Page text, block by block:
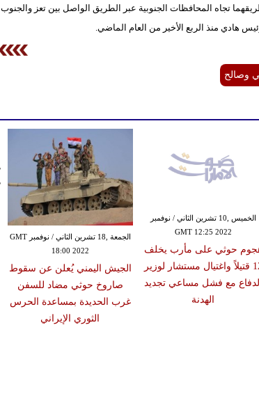
تجاه المحافظات الجنوبية عبر الطريق الواصل بين تعز والجنوب
هادي منذ الربع الأخير من العام الماضي.
وصالح
الجمعة ,18 تشرين الثاني / نوفمبر GMT
18:00 2022
الجيش اليمني يُعلن عن سقوط
صاروخ حوثي مضاد للسفن
غرب الحديدة بمساعدة الحرس
الثوري الإيراني
الخميس ,10 تشرين الثاني / نوفمبر
GMT 12:25 2022
حوثي على مأرب يخلف
12 قتيلاً واغتيال مستشار لوزير
الدفاع مع فشل مساعي تجديد
الهدنة